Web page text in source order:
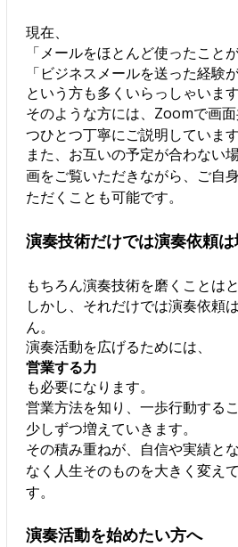
現在、
「メールをほとんど使ったこと
「ビジネスメールを送った経験
という方も多くいらっしゃいます
そのような方には、Zoomで画
つひとつ丁寧にご説明しています
また、お互いの予定が合わない
画をご覧いただきながら、ご自
ただくことも可能です。
演奏技術だけでは演奏依頼
もちろん演奏技術を磨くことは
しかし、それだけでは演奏依頼
ん。
演奏活動を広げるためには、
営業する力
も必要になります。
営業方法を知り、一歩行動する
少しずつ増えていきます。
その積み重ねが、自信や実績と
なく人生そのものを大きく変え
す。
演奏活動を始めたい方へ